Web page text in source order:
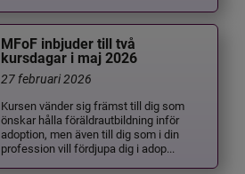
MFoF inbjuder till två
kursdagar i maj 2026
27 februari 2026
Kursen vänder sig främst till dig som
önskar hålla föräldrautbildning inför
adoption, men även till dig som i din
profession vill fördjupa dig i adop...